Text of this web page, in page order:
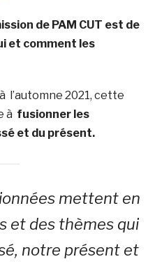
de PAM CUT est de
et comment les
l’automne 2021, cette
à fusionner les
et du présent.
mettent en
et des thèmes qui
notre présent et